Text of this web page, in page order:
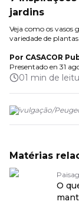
jardins
Veja como os
variedade de
Por CASACOR
Presentado en 31
01 min de
(Divulgação/
Matérias
O